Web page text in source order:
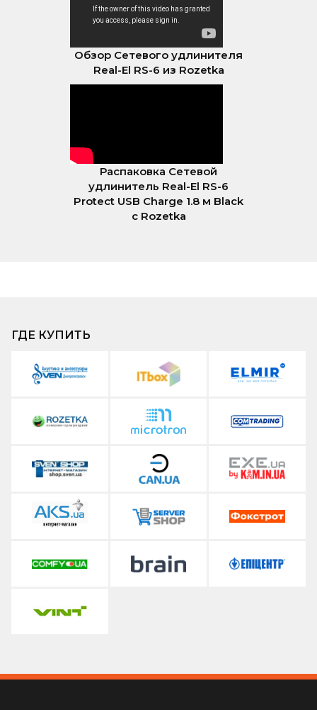
Обзор Сетевого удлинителя
Real-El RS-6 из Rozetka
Распаковка Сетевой
удлинитель Real-El RS-6
Protect USB Charge 1.8 м Black
с Rozetka
ГДЕ КУПИТЬ